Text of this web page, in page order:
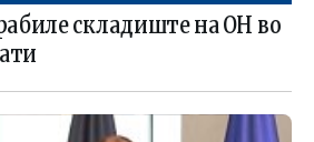
складиште на ОН во